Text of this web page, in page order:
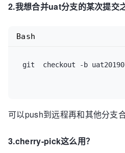
2.我想合并uat分支的某次提交
git  checkout -b
Bash
可以push到远程再和其他分支
3.cherry-pick这么用？